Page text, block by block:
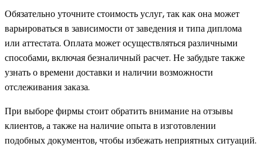
Обязательно уточните стоимость услуг, так как она может
варьироваться в зависимости от заведения и типа диплома
или аттестата. Оплата может осуществляться различными
способами, включая безналичный расчет. Не забудьте также
узнать о времени доставки и наличии возможности
отслеживания заказа.
При выборе фирмы стоит обратить внимание на отзывы
клиентов, а также на наличие опыта в изготовлении
подобных документов, чтобы избежать неприятных ситуаций.